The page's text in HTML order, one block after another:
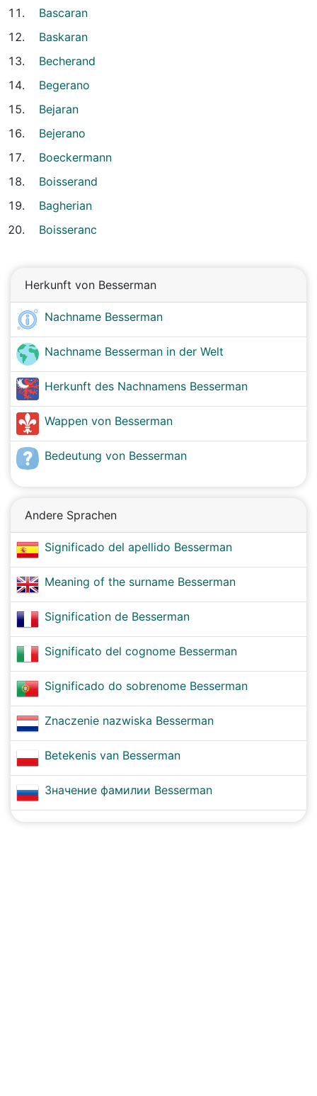
Bascaran
Baskaran
Becherand
Begerano
Bejaran
Bejerano
Boeckermann
Boisserand
Bagherian
Boisseranc
Herkunft von Besserman
Nachname Besserman
Nachname Besserman in der Welt
Herkunft des Nachnamens Besserman
Wappen von Besserman
Bedeutung von Besserman
Andere Sprachen
Significado del apellido Besserman
Meaning of the surname Besserman
Signification de Besserman
Significato del cognome Besserman
Significado do sobrenome Besserman
Znaczenie nazwiska Besserman
Betekenis van Besserman
Значение фамилии Besserman